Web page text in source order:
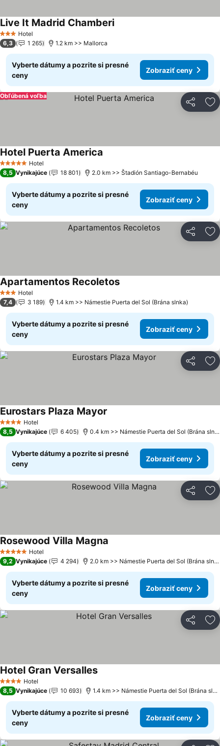
3 Počet hviezdičiek
Hotel
Live It Madrid Chamberi
6,3 1 265 1.2 km >> Mallorca
Vyberte dátumy a pozrite si presné
ceny
Zobraziť ceny
Zdieľať
Obľúbená voľba
5 Počet hviezdičiek
Hotel
Hotel Puerta America
8,5 Vynikajúce 18 801 2.0 km >> Štadión Santiago-Bernabéu
Vyberte dátumy a pozrite si presné
ceny
Zobraziť ceny
Zdieľať
3 Počet hviezdičiek
Hotel
Apartamentos Recoletos
7,4 3 189 1.4 km >> Námestie Puerta del Sol (Brána slnka)
Vyberte dátumy a pozrite si presné
ceny
Zobraziť ceny
Zdieľať
4 Počet hviezdičiek
Hotel
Eurostars Plaza Mayor
8,5 Vynikajúce 6 405 0.4 km >> Námestie Puerta del Sol (Brána slnka)
Vyberte dátumy a pozrite si presné
ceny
Zobraziť ceny
Zdieľať
5 Počet hviezdičiek
Hotel
Rosewood Villa Magna
9,2 Vynikajúce 4 294 2.0 km >> Námestie Puerta del Sol (Brána slnka)
Vyberte dátumy a pozrite si presné
ceny
Zobraziť ceny
Zdieľať
4 Počet hviezdičiek
Hotel
Hotel Gran Versalles
8,5 Vynikajúce 10 693 1.4 km >> Námestie Puerta del Sol (Brána slnka)
Vyberte dátumy a pozrite si presné
ceny
Zobraziť ceny